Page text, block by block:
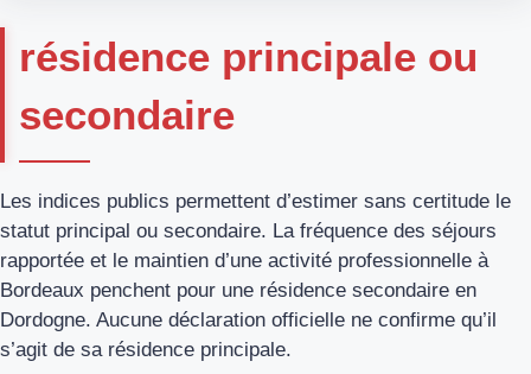
résidence principale ou
secondaire
Les indices publics permettent d’estimer sans certitude le
statut principal ou secondaire. La fréquence des séjours
rapportée et le maintien d’une activité professionnelle à
Bordeaux penchent pour une résidence secondaire en
Dordogne. Aucune déclaration officielle ne confirme qu’il
s’agit de sa résidence principale.